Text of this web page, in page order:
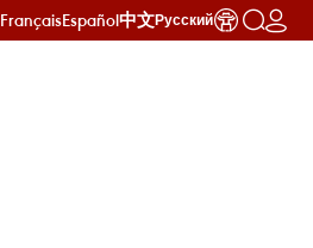
FrançaisEspañol中文Русский